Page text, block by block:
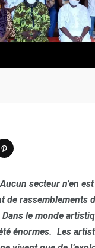
secteur n’en
de rassemblements
le monde
énormes. Les